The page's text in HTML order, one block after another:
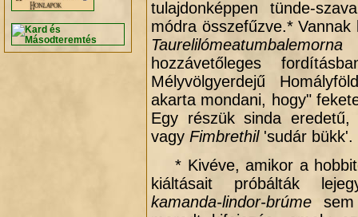
tulajdonképpen tünde-
módra összefűzve.*
hozzávetőleges
Mélyvölgyerdejű
akarta mondani, hogy"
Egy részük sinda
vagy Fimbrethil'sudár bükk'.
* Kivéve, amikor a
kiáltásait próbálták
kamanda-lindor-brúme